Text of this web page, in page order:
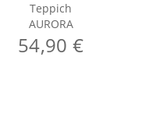
Teppich
AURORA
54,90 €